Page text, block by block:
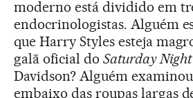
moderno está dividido em
endocrinologistas. Alguém
que Harry Styles esteja
galã oficial do Saturday
Davidson? Alguém
embaixo das roupas largas